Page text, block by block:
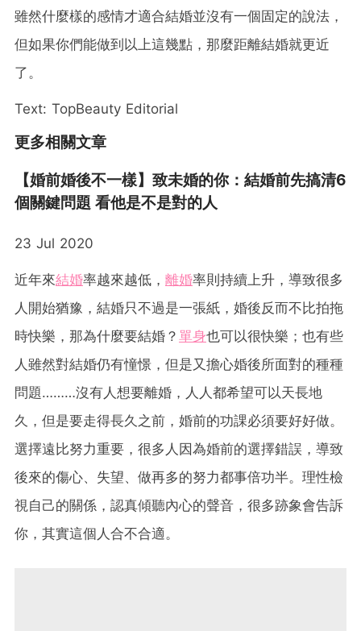
雖然什麼樣的感情才適合結婚並沒有一個固定的說法，
但如果你們能做到以上這幾點，那麼距離結婚就更近
了。
Text: TopBeauty Editorial
更多相關文章
【婚前婚後不一樣】致未婚的你：結婚前先搞清6
個關鍵問題 看他是不是對的人
23 Jul 2020
近年來結婚率越來越低， 離婚率則持續上升，導致很多
人開始猶豫，結婚只不過是一張紙，婚後反而不比拍拖
時快樂，那為什麼要結婚？ 單身也可以很快樂；也有些
人雖然對結婚仍有憧憬，但是又擔心婚後所面對的種種
問題………沒有人想要離婚，人人都希望可以天長地
久，但是要走得長久之前，婚前的功課必須要好好做。
選擇遠比努力重要，很多人因為婚前的選擇錯誤，導致
後來的傷心、失望、做再多的努力都事倍功半。理性檢
視自己的關係，認真傾聽內心的聲音，很多跡象會告訴
你，其實這個人合不合適。